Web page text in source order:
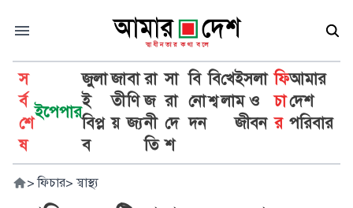
স
র্ব
শে
ষ
ইপেপার
জুলা
ই
বিপ্ল
ব
জা
তী
য়
বা
ণি
জ্য
রা
জ
নী
তি
সা
রা
দে
শ
বি
নো
দন
বি
শ্ব
খে
লা
ইসলা
ম ও
জীবন
ফি
চা
র
আমার
দেশ
পরিবার
> ফিচার> স্বাস্থ্য